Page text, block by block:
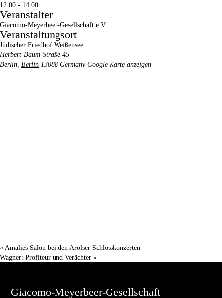
12:00 - 14:00
Veranstalter
Giacomo-Meyerbeer-Gesellschaft e.V.
Veranstaltungsort
Jüdischer Friedhof Weißensee
Herbert-Baum-Straße 45
Berlin Berlin 13088 Germany Google Karte anzeigen
« Amalies Salon bei den Arolser Schlosskonzerten
Wagner: Profiteur und Verächter »
Giacomo-Meyerbeer-Gesellschaft